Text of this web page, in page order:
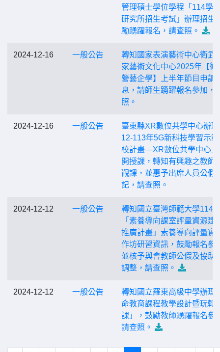
管理碩士學位學程「114學
研究所招生考試」辦理招生
勵踴躍報名，請查照。
2024-12-16 一般公告
轉知國家表演藝術中心衛武
家藝術文化中心2025年【衛
營藝企學】上半年節目申請
息，請師生踴躍報名參加，
照。
2024-12-16 一般公告
臺東縣XR數位共學中心辦
12-113年5G新科技學習示
校計畫—XR數位共學中心
開授課，轉知有興趣之教師
觀課，並惠予出席人員公假
記，請查照。
2024-12-12 一般公告
轉知國立臺灣師範大學114
「素養導向課室評量資源建
推廣計畫」素養導向評量實
作坊研習資訊，鼓勵報名參
並核予與會教師公假及協助
調整，請查照。
2024-12-12 一般公告
轉知國立羅東高級中學辦理
命教育課程教學設計暨玩轉
課」，鼓勵教師踴躍報名參
請查照。